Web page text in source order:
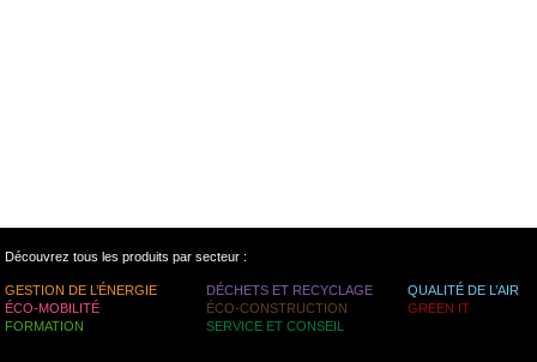
Découvrez tous les produits par secteur :
GESTION DE L’ÉNERGIE DÉCHETS ET RECYCLAGE
QUALITÉ DE L’AIR
ÉCO-MOBILITÉ
ÉCO-CONSTRUCTION
GREEN IT
FORMATION
SERVICE ET CONSEIL